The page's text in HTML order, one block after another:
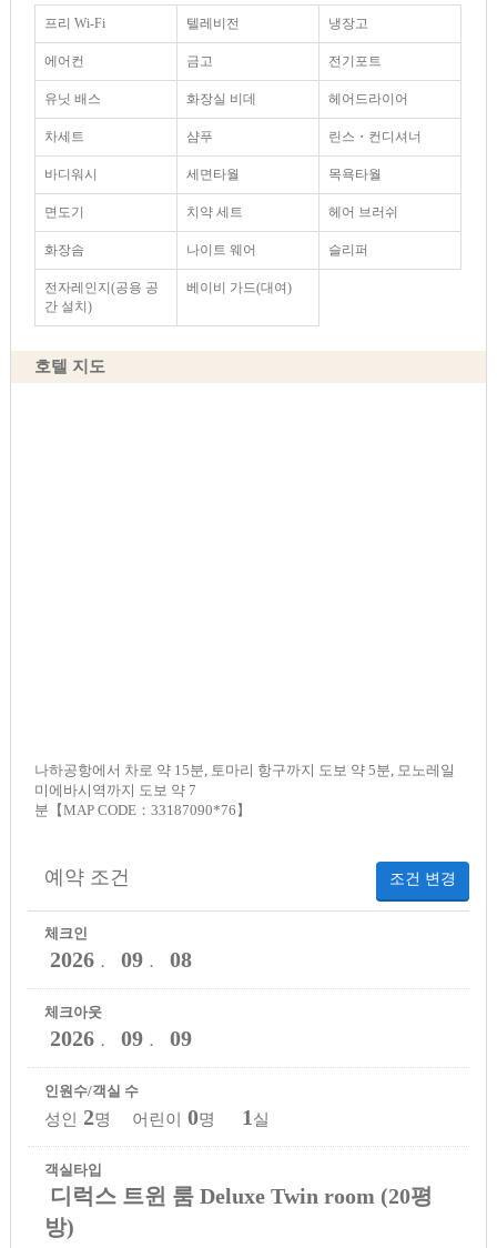
프리 Wi-Fi 텔레비전 냉장고
에어컨 금고 전기포트
유닛 배스 화장실 비데 헤어드라이어
차세트 샴푸 린스・컨디셔너
바디워시 세면타월 목욕타월
면도기 치약 세트 헤어 브러쉬
화장솜 나이트 웨어 슬리퍼
전자레인지(공용 공
간 설치)
베이비 가드(대여)
호텔 지도
나하공항에서 차로 약 15분, 토마리 항구까지 도보 약 5분, 모노레일
미에바시역까지 도보 약 7
분【MAP CODE：33187090*76】
조건 변경
예약 조건
체크인
2026． 09． 08
체크아웃
2026． 09． 09
인원수/객실 수
성인 2명 어린이 0명 1 실
객실타입
디럭스 트윈 룸 Deluxe Twin room (20평
방)